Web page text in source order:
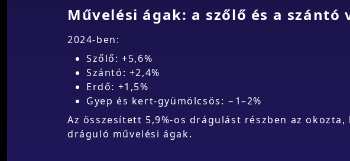
Művelési ágak: a szőlő és a szántó
2024-ben:
Szőlő: +5,6%
Szántó: +2,4%
Erdő: +1,5%
Gyep és kert-gyümölcsös: −1–2%
Az összesített 5,9%-os drágulást részben az
dráguló művelési ágak.